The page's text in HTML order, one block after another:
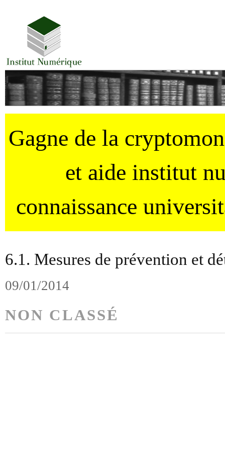
Gagne de la
et aide institut
connaissance
6.1. Mesures de prévention et
09/01/2014
NON CLASSÉ